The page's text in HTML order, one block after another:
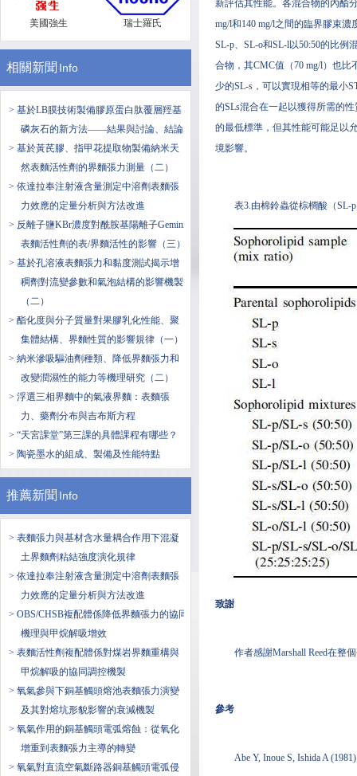
美國強生 瑞士羅氏
相關新聞 Info
> 基於LB膜技術製備膠原蛋白肽覆層羥基
磷灰石的新方法——結果與討論、結論
> 基於黃芪膠、指甲花提取物製備納米天
然表麵活性劑的界麵張力測量（二）
> 依達拉奉注射液含量測定中溶劑表麵張
力效應的定量分析與方法改進
> 反離子鹽KBr濃度對酰胺基陽離子Gemini
表麵活性劑的表/界麵活性的影響（三）
> 基於孔溶液表麵張力和黏度測試揭示增
稠劑對流變參數和氣泡結構的影響機製
（二）
> 酯化度與分子質量對果膠乳化性能、聚
集體結構、界麵性質的影響規律（一）
> 納米滲吸驅油劑種類、降低界麵張力和
改變潤濕性的能力等機理研究（二）
> 浮選三相界麵中的氣液界麵：表麵張
力、藥劑分布與吉布斯方程
> “天宮課堂”第三課的具體課程有哪些？
> 陶瓷墨水的組成、製備及性能特點
推薦新聞 Info
> 表麵張力與基材含水量耦合作用下混凝
土界麵劑粘結強度演化規律
> 依達拉奉注射液含量測定中溶劑表麵張
力效應的定量分析與方法改進
> OBS/CHSB複配體係降低界麵張力的協同
機理與甲烷解吸增效
> 表麵活性劑複配體係對煤岩界麵重構與
甲烷解吸的協同調控機製
> 氧氣參與下銅基觸頭熔池表麵張力演變
及其對熔坑形貌影響的衰減機製
> 氧氣作用的銅基觸頭電弧熔蝕：從氧化
增重到表麵張力主導的轉變
> 氧氣對直流空氣斷路器銅基觸頭電弧侵
新評估其性能。各混合物的內酯
mg/l和140 mg/l之間的臨界膠束
SL-p、SL-o和SL-l以50:50的比例
合物，其CMC值（70 mg/l）也
少的SL-s，可以實現相等的最小
的SLs混合在一起以獲得所需的
的最低標準，但其性能可能足以
境影響。
表3.由棉鈴蟲從棕櫚酸（SL-
致謝
作者感謝Marshall Reed在整
參考
Abe Y, Inoue S, Ishida A